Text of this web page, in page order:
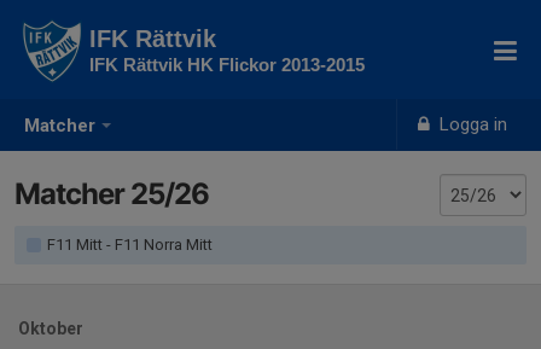
Matcher Logga in
IFK Rättvik
IFK Rättvik HK Flickor 2013-2015
Matcher 25/26
F11 Mitt - F11 Norra Mitt
Oktober